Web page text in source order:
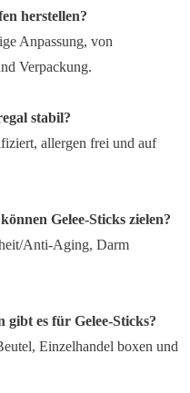
herstellen?
Anpassung, von
Verpackung.
stabil?
allergen frei und auf
Gelee-Sticks zielen?
Anti-Aging, Darm
gibt es für Gelee-Sticks?
Einzelhandel boxen und